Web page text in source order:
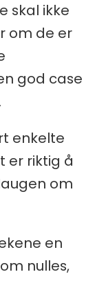
skal ikke
om de er
god case
enkelte
er riktig å
om
en
nulles,